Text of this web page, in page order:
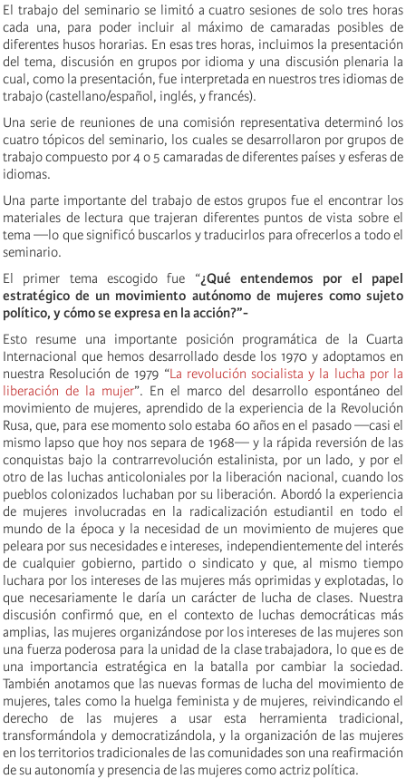
El trabajo del seminario se limitó a cuatro sesiones de solo tres horas
cada una, para poder incluir al máximo de camaradas posibles de
diferentes husos horarias. En esas tres horas, incluimos la presentación
del tema, discusión en grupos por idioma y una discusión plenaria la
cual, como la presentación, fue interpretada en nuestros tres idiomas de
trabajo (castellano/español, inglés, y francés).
Una serie de reuniones de una comisión representativa determinó los
cuatro tópicos del seminario, los cuales se desarrollaron por grupos de
trabajo compuesto por 4 o 5 camaradas de diferentes países y esferas de
idiomas.
Una parte importante del trabajo de estos grupos fue el encontrar los
materiales de lectura que trajeran diferentes puntos de vista sobre el
tema —lo que significó buscarlos y traducirlos para ofrecerlos a todo el
seminario.
El primer tema escogido fue “¿Qué entendemos por el papel
estratégico de un movimiento autónomo de mujeres como sujeto
político, y cómo se expresa en la acción?”-
Esto resume una importante posición programática de la Cuarta
Internacional que hemos desarrollado desde los 1970 y adoptamos en
nuestra Resolución de 1979 “La revolución socialista y la lucha por la
liberación de la mujer”. En el marco del desarrollo espontáneo del
movimiento de mujeres, aprendido de la experiencia de la Revolución
Rusa, que, para ese momento solo estaba 60 años en el pasado —casi el
mismo lapso que hoy nos separa de 1968— y la rápida reversión de las
conquistas bajo la contrarrevolución estalinista, por un lado, y por el
otro de las luchas anticoloniales por la liberación nacional, cuando los
pueblos colonizados luchaban por su liberación. Abordó la experiencia
de mujeres involucradas en la radicalización estudiantil en todo el
mundo de la época y la necesidad de un movimiento de mujeres que
peleara por sus necesidades e intereses, independientemente del interés
de cualquier gobierno, partido o sindicato y que, al mismo tiempo
luchara por los intereses de las mujeres más oprimidas y explotadas, lo
que necesariamente le daría un carácter de lucha de clases. Nuestra
discusión confirmó que, en el contexto de luchas democráticas más
amplias, las mujeres organizándose por los intereses de las mujeres son
una fuerza poderosa para la unidad de la clase trabajadora, lo que es de
una importancia estratégica en la batalla por cambiar la sociedad.
También anotamos que las nuevas formas de lucha del movimiento de
mujeres, tales como la huelga feminista y de mujeres, reivindicando el
derecho de las mujeres a usar esta herramienta tradicional,
transformándola y democratizándola, y la organización de las mujeres
en los territorios tradicionales de las comunidades son una reafirmación
de su autonomía y presencia de las mujeres como actriz política.